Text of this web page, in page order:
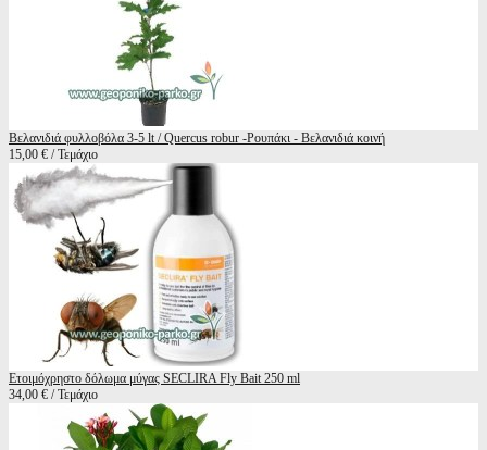
Βελανιδιά φυλλοβόλα 3-5 lt / Quercus robur -Ρουπάκι - Βελανιδιά κοινή
15,00 € / Τεμάχιο
Ετοιμόχρηστο δόλωμα μύγας SECLIRA Fly Bait 250 ml
34,00 € / Τεμάχιο